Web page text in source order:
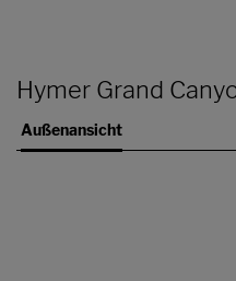
Hymer Grand
Außenansicht